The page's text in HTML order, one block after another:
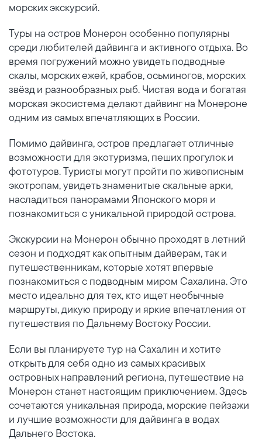
морских экскурсий.
Туры на остров Монерон особенно популярны
среди любителей дайвинга и активного отдыха. Во
время погружений можно увидеть подводные
скалы, морских ежей, крабов, осьминогов, морских
звёзд и разнообразных рыб. Чистая вода и богатая
морская экосистема делают дайвинг на Монероне
одним из самых впечатляющих в России.
Помимо дайвинга, остров предлагает отличные
возможности для экотуризма, пеших прогулок и
фототуров. Туристы могут пройти по живописным
экотропам, увидеть знаменитые скальные арки,
насладиться панорамами Японского моря и
познакомиться с уникальной природой острова.
Экскурсии на Монерон обычно проходят в летний
сезон и подходят как опытным дайверам, так и
путешественникам, которые хотят впервые
познакомиться с подводным миром Сахалина. Это
место идеально для тех, кто ищет необычные
маршруты, дикую природу и яркие впечатления от
путешествия по Дальнему Востоку России.
Если вы планируете тур на Сахалин и хотите
открыть для себя одно из самых красивых
островных направлений региона, путешествие на
Монерон станет настоящим приключением. Здесь
сочетаются уникальная природа, морские пейзажи
и лучшие возможности для дайвинга в водах
Дальнего Востока.